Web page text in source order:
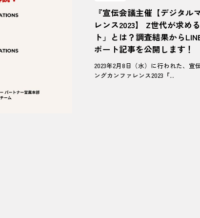
『宣伝会議主催【デジタ
レンス2023】 Z世代が求め
ト」とは？調査結果から
ポート記事を公開します！
2023年2月8日（水）に行われた、宣
ングカンファレンス2023『...